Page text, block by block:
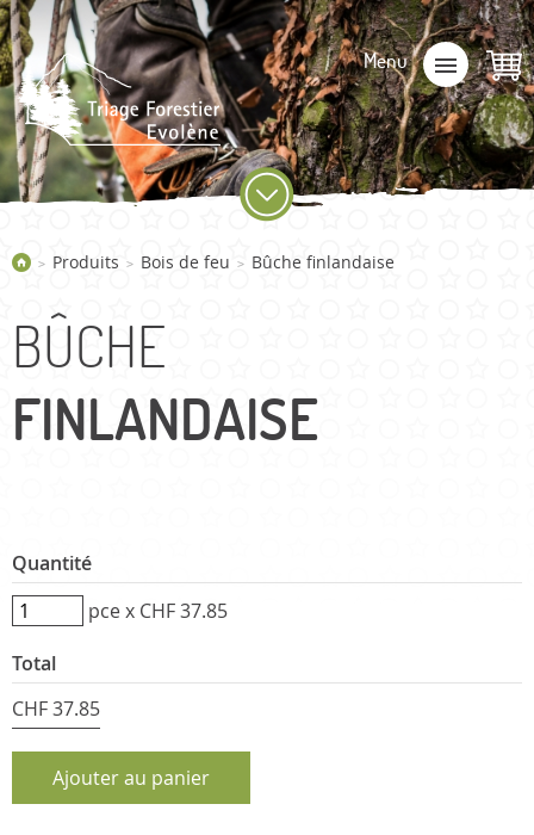
> Produits > Bois de feu > Bûche finlandaise
BÛCHE
FINLANDAISE
Quantité
pce x CHF 37.85
Total
CHF 37.85